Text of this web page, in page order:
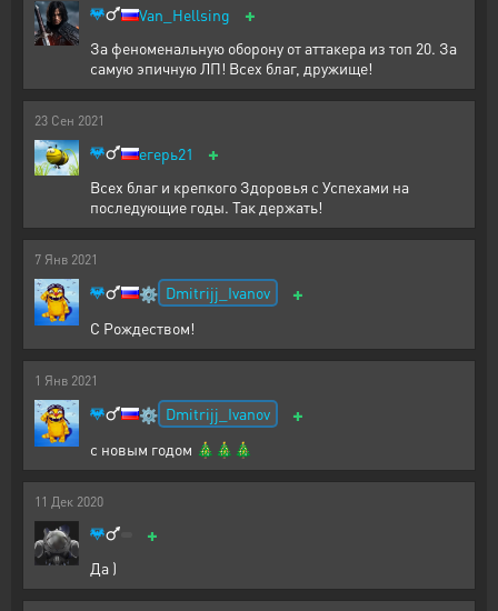
Van_Hellsing +
За феноменальную оборону от аттакера из топ 20. За
самую эпичную ЛП! Всех благ, дружище!
23 Сен 2021
егерь21 +
Всех благ и крепкого Здоровья с Успехами на
последующие годы. Так держать!
7 Янв 2021
⚙️ Dmitrijj_Ivanov +
С Рождеством!
1 Янв 2021
⚙️ Dmitrijj_Ivanov +
с новым годом 🎄🎄🎄
11 Дек 2020
+
Да )